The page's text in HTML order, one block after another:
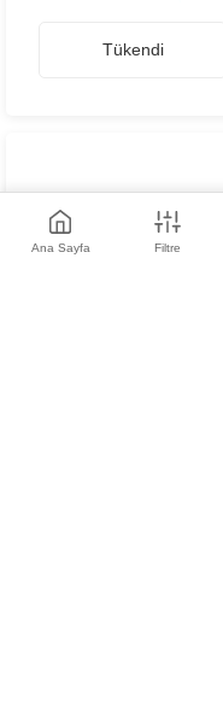
Tükendi
Ana Sayfa Filtre